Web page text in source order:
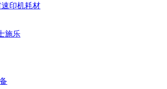
速印机耗材
施乐